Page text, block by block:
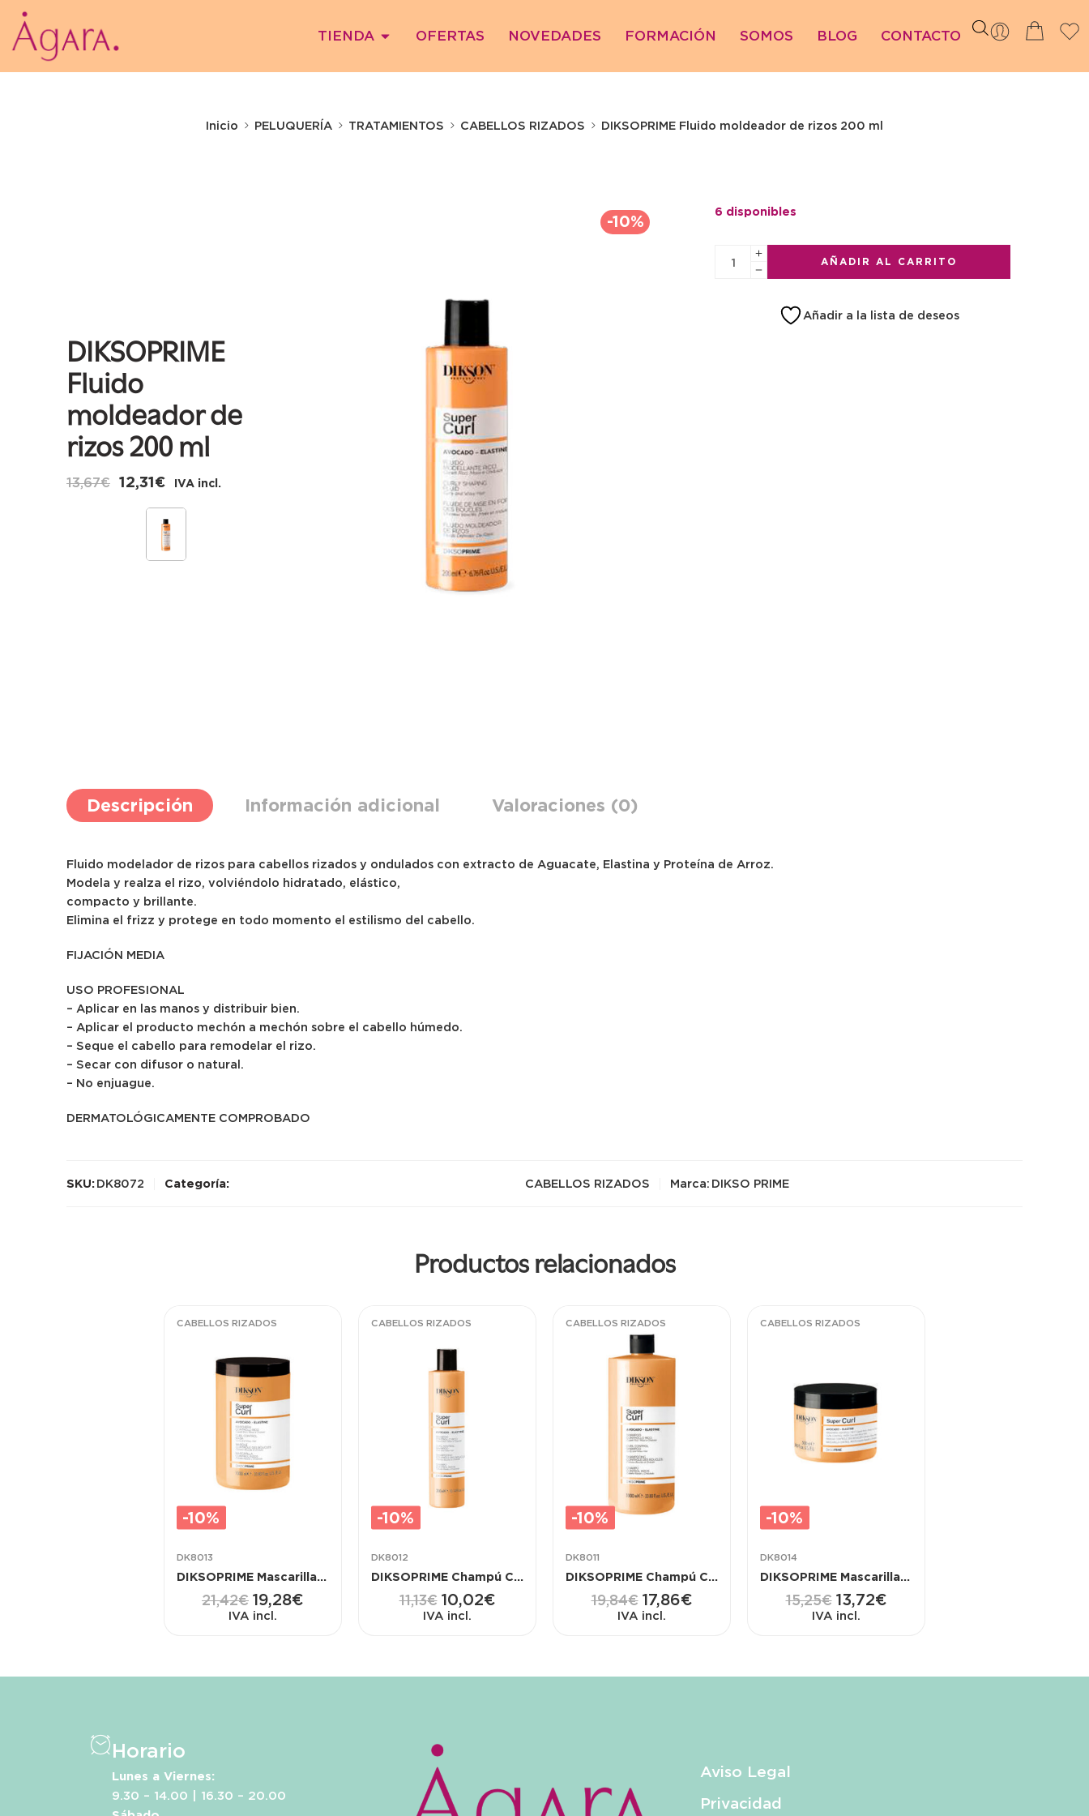
TIENDA OFERTAS NOVEDADES FORMACIÓN SOMOS BLOG CONTACTO
Inicio PELUQUERÍA TRATAMIENTOS CABELLOS RIZADOS DIKSOPRIME Fluido moldeador de rizos 200 ml
DIKSOPRIME
Fluido
moldeador de
rizos 200 ml
13,67€ 12,31€ IVA incl.
-10%
6 disponibles
AÑADIR AL CARRITO
Añadir a la lista de deseos
Descripción Información adicional Valoraciones (0)
Fluido modelador de rizos para cabellos rizados y ondulados con extracto de Aguacate, Elastina y Proteína de Arroz.
Modela y realza el rizo, volviéndolo hidratado, elástico,
compacto y brillante.
Elimina el frizz y protege en todo momento el estilismo del cabello.
FIJACIÓN MEDIA
USO PROFESIONAL
– Aplicar en las manos y distribuir bien.
– Aplicar el producto mechón a mechón sobre el cabello húmedo.
– Seque el cabello para remodelar el rizo.
– Secar con difusor o natural.
– No enjuague.
DERMATOLÓGICAMENTE COMPROBADO
SKU:DK8072 Categoría: CABELLOS RIZADOS Marca: DIKSO PRIME
Productos relacionados
CABELLOS RIZADOS
DK8013
DIKSOPRIME Mascarilla Curl Control con Aguacate y Elastina 1000 ML
-10%
21,42€ 19,28€
IVA incl.
CABELLOS RIZADOS
DK8012
DIKSOPRIME Champú Curl Control con Aguacate y Elastina 300 ML
-10%
11,13€ 10,02€
IVA incl.
CABELLOS RIZADOS
DK8011
DIKSOPRIME Champú Curl Control con Aguacate y Elastina 1000 ML
-10%
19,84€ 17,86€
IVA incl.
CABELLOS RIZADOS
DK8014
DIKSOPRIME Mascarilla Curl Control con Aguacate y Elastina 500 ML
-10%
15,25€ 13,72€
IVA incl.
Horario
Lunes a Viernes:
9.30 – 14.00 | 16.30 – 20.00
Aviso Legal
Privacidad